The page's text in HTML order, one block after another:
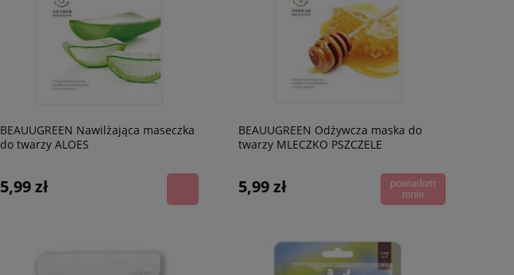
BEAUUGREEN Nawilżająca maseczka
do twarzy ALOES
5,99 zł
BEAUUGREEN Odżywcza maska do
twarzy MLECZKO PSZCZELE
5,99 zł
powiadom
mnie